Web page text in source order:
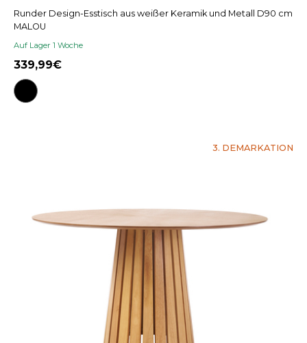
Runder Design-Esstisch aus weißer Keramik und Metall D90 cm
MALOU
Auf Lager 1 Woche
339,99
3. DEMARKATION